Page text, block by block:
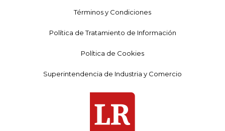
Términos y Condiciones
Política de Tratamiento de Información
Política de Cookies
Superintendencia de Industria y Comercio